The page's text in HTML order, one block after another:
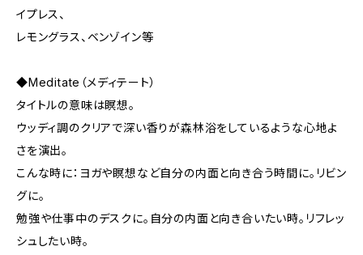
イプレス、
レモングラス、ベンゾイン等
◆Meditate（メディテート）
タイトルの意味は瞑想。
ウッディ調のクリアで深い香りが森林浴をしているような心地よ
さを演出。
こんな時に：ヨガや瞑想など自分の内面と向き合う時間に。リビン
グに。
勉強や仕事中のデスクに。自分の内面と向き合いたい時。リフレッ
シュしたい時。